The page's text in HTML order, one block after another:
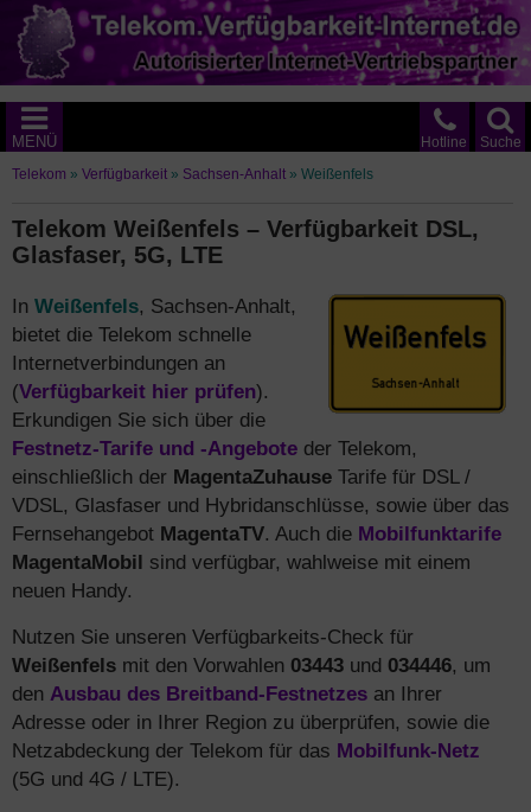
Suche
Hotline
MENÜ
Telekom » Verfügbarkeit » Sachsen-Anhalt » Weißenfels
Telekom Weißenfels – Verfügbarkeit DSL,
Glasfaser, 5G, LTE
In Weißenfels, Sachsen-Anhalt,
bietet die Telekom schnelle
Internetverbindungen an
(Verfügbarkeit hier prüfen).
Erkundigen Sie sich über die
Festnetz-Tarife und -Angebote der Telekom,
einschließlich der MagentaZuhause Tarife für DSL /
VDSL, Glasfaser und Hybridanschlüsse, sowie über das
Fernsehangebot MagentaTV. Auch die Mobilfunktarife
MagentaMobil sind verfügbar, wahlweise mit einem
neuen Handy.
Nutzen Sie unseren Verfügbarkeits-Check für
Weißenfels mit den Vorwahlen 03443 und 034446, um
den Ausbau des Breitband-Festnetzes an Ihrer
Adresse oder in Ihrer Region zu überprüfen, sowie die
Netzabdeckung der Telekom für das Mobilfunk-Netz
(5G und 4G / LTE).